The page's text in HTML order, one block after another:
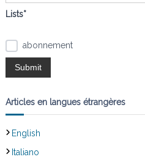
o
n
d
e
l
’
Lists*
abonnement
Articles en langues étrangères
English
Italiano